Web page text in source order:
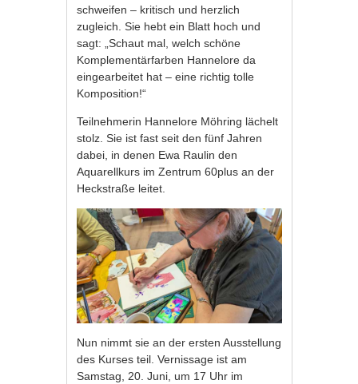
schweifen – kritisch und herzlich
zugleich. Sie hebt ein Blatt hoch und
sagt: „Schaut mal, welch schöne
Komplementärfarben Hannelore da
eingearbeitet hat – eine richtig tolle
Komposition!“
Teilnehmerin Hannelore Möhring lächelt
stolz. Sie ist fast seit den fünf Jahren
dabei, in denen Ewa Raulin den
Aquarellkurs im Zentrum 60plus an der
Heckstraße leitet.
Nun nimmt sie an der ersten Ausstellung
des Kurses teil. Vernissage ist am
Samstag, 20. Juni, um 17 Uhr im